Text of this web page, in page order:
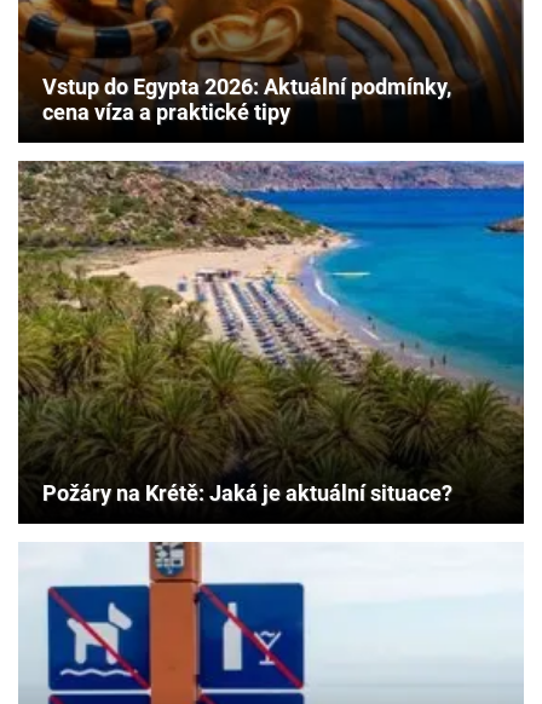
Vstup do Egypta 2026: Aktuální podmínky,
cena víza a praktické tipy
Požáry na Krétě: Jaká je aktuální situace?